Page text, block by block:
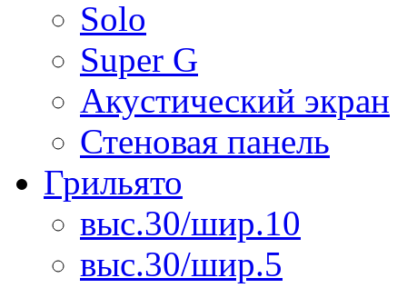
Solo
Super G
Акустический экран
Стеновая панель
Грильято
выс.30/шир.10
выс.30/шир.5